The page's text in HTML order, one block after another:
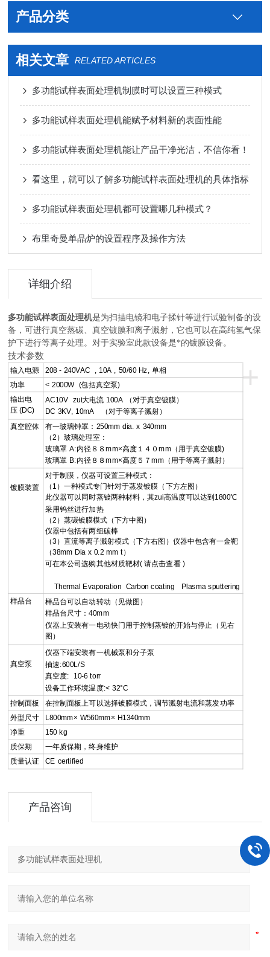
产品分类
相关文章 RELATED ARTICLES
多功能试样表面处理机制膜时可以设置三种模式
多功能试样表面处理机能赋予材料新的表面性能
多功能试样表面处理机能让产品干净光洁，不信你看！
看这里，就可以了解多功能试样表面处理机的具体指标
多功能试样表面处理机都可设置哪几种模式？
布里奇曼单晶炉的设置程序及操作方法
详细介绍
多功能试样表面处理机是为扫描电镜和电子揉针等进行试验制备的设
备，可进行真空蒸碳、真空镀膜和离子溅射，它也可以在高纯氢气保
护下进行等离子处理。对于实验室此款设备是*的镀膜设备。
技术参数
+
输入电源
208 - 240VAC , 10A , 50/60 Hz, 单相
功率
< 2000W (包括真空泵)
输出电
压 (DC)
AC10V zui大电流 100A （对于真空镀膜）
DC 3KV, 10mA （对于等离子溅射）
真空腔体
有一玻璃钟罩：250mm dia. x 340mm
（2）玻璃处理室：
玻璃罩 A:内径８８mm×高度１４０mm（用于真空镀膜)
玻璃罩 B:内径８８mm×高度５７mm（用于等离子溅射）
镀膜装置
对于制膜，仪器可设置三种模式：
（1）一种模式专门针对于蒸发镀膜（下方左图）
此仪器可以同时蒸镀两种材料，其zui高温度可以达到1800℃
采用钨丝进行加热
（2）蒸碳镀膜模式（下方中图）
仪器中包括有两组碳棒
（3）直流等离子溅射模式（下方右图）仪器中包含有一金靶
（38mm Dia x 0.2 mm t）
可在本公司选购其他材质靶材( 请点击查看 )
Thermal Evaporation Carbon coating Plasma sputtering
样品台
样品台可以自动转动（见做图）
样品台尺寸：40mm
仪器上安装有一电动快门用于控制蒸镀的开始与停止（见右
图）
真空泵
仪器下端安装有一机械泵和分子泵
抽速:600L/S
真空度: 10-6 torr
设备工作环境温度:< 32°C
控制面板
在控制面板上可以选择镀膜模式，调节溅射电流和蒸发功率
外型尺寸
L800mm× W560mm× H1340mm
净重
150 kg
质保期
一年质保期，终身维护
质量认证
CE certified
产品咨询